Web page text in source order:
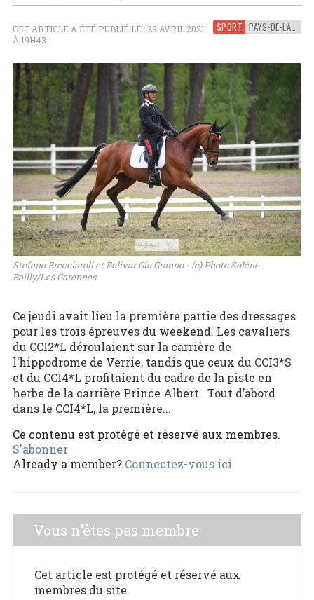
SPORT PAYS-DE-LA-LOIRE
CET ARTICLE A ÉTÉ PUBLIÉ LE : 29 AVRIL 2021
À 19H43
Stefano Brecciaroli et Bolivar Gio Granno - (c) Photo Solène
Bailly/Les Garennes
Ce jeudi avait lieu la première partie des dressages
pour les trois épreuves du weekend. Les cavaliers
du CCI2*L déroulaient sur la carrière de
l’hippodrome de Verrie, tandis que ceux du CCI3*S
et du CCI4*L profitaient du cadre de la piste en
herbe de la carrière Prince Albert. Tout d’abord
dans le CCI4*L, la première...
Ce contenu est protégé et réservé aux membres.
S'abonner
Already a member? Connectez-vous ici
Vous n'êtes pas membre
Cet article est protégé et réservé aux
membres du site.